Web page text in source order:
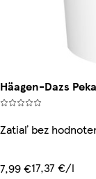
Häagen-Dazs
Zatiaľ bez
7,99 €17,37 €/l